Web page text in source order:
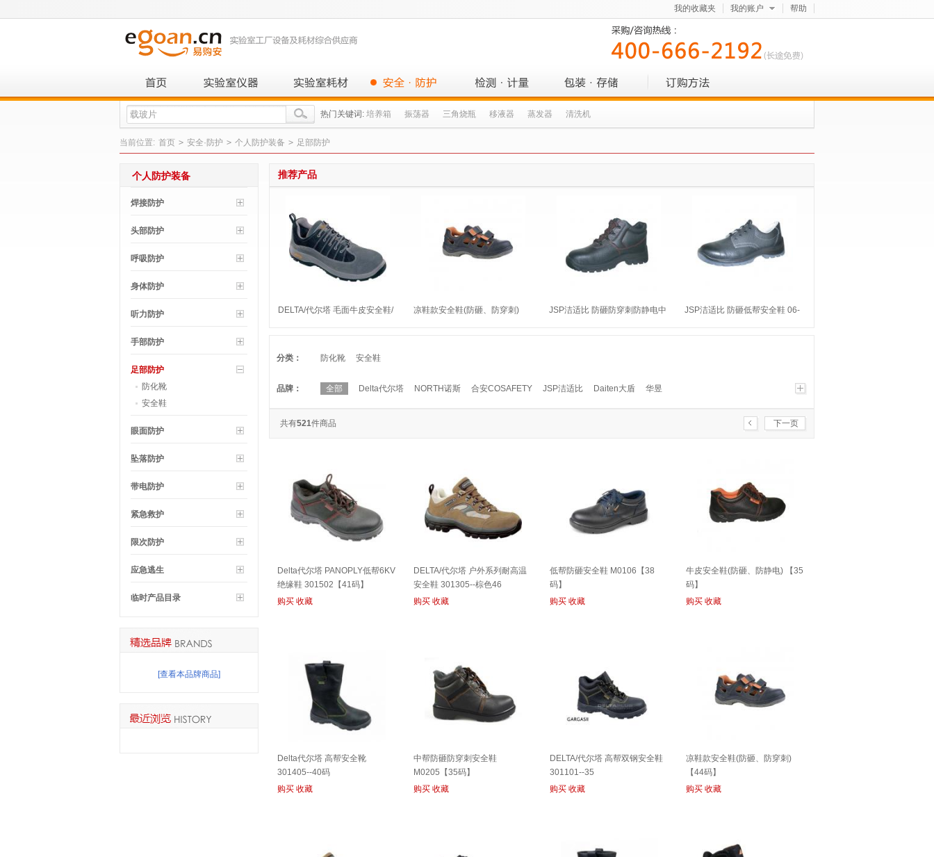
帮助
我的账户
我的收藏夹
热门关键词: 培养箱 振荡器 三角烧瓶 移液器 蒸发器 清洗机
当前位置: 首页 > 安全·防护 > 个人防护装备 > 足部防护
推荐产品
DELTA/代尔塔 毛面牛皮安全鞋/
凉鞋款安全鞋(防砸、防穿刺)
JSP洁适比 防砸防穿刺防静电中
JSP洁适比 防砸低帮安全鞋 06-
分类： 防化靴 安全鞋
品牌： 全部 Delta代尔塔 NORTH诺斯 合安COSAFETY JSP洁适比 Daiten大盾 华昱
共有521件商品 下一页
Delta代尔塔 PANOPLY低帮6KV
绝缘鞋 301502【41码】
购买 收藏
DELTA/代尔塔 户外系列耐高温
安全鞋 301305--棕色46
购买 收藏
低帮防砸安全鞋 M0106【38
码】
购买 收藏
牛皮安全鞋(防砸、防静电) 【35
码】
购买 收藏
Delta代尔塔 高帮安全靴
301405--40码
购买 收藏
中帮防砸防穿刺安全鞋
M0205【35码】
购买 收藏
DELTA/代尔塔 高帮双钢安全鞋
301101--35
购买 收藏
凉鞋款安全鞋(防砸、防穿刺)
【44码】
购买 收藏
个人防护装备
焊接防护
头部防护
呼吸防护
身体防护
听力防护
手部防护
足部防护
防化靴
安全鞋
眼面防护
坠落防护
带电防护
紧急救护
限次防护
应急逃生
临时产品目录
[查看本品牌商品]